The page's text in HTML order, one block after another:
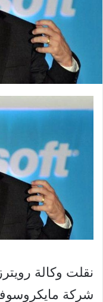
نقلت وكالة
شركة